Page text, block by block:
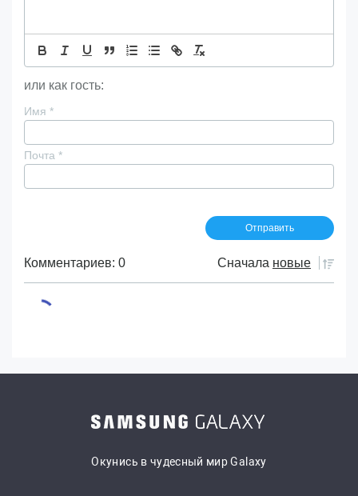
или как гость:
Имя *
Почта *
Комментариев: 0 Сначала новые
Окунись в чудесный мир Galaxy